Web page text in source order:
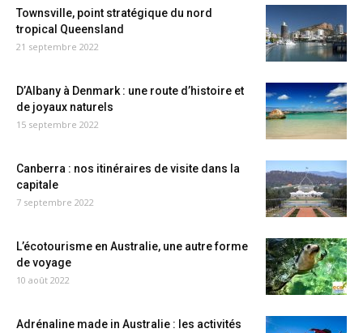
Townsville, point stratégique du nord
tropical Queensland
21 septembre 2022
D’Albany à Denmark : une route d’histoire et
de joyaux naturels
15 septembre 2022
Canberra : nos itinéraires de visite dans la
capitale
7 septembre 2022
L’écotourisme en Australie, une autre forme
de voyage
10 août 2022
Adrénaline made in Australie : les activités